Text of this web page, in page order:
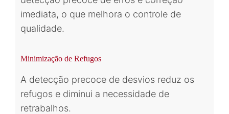
imediata, o que melhora o controle de
qualidade.
Minimização de Refugos
A detecção precoce de desvios reduz os
refugos e diminui a necessidade de
retrabalhos.